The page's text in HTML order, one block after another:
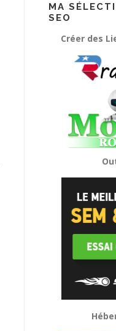
MA
SEO
Créer des